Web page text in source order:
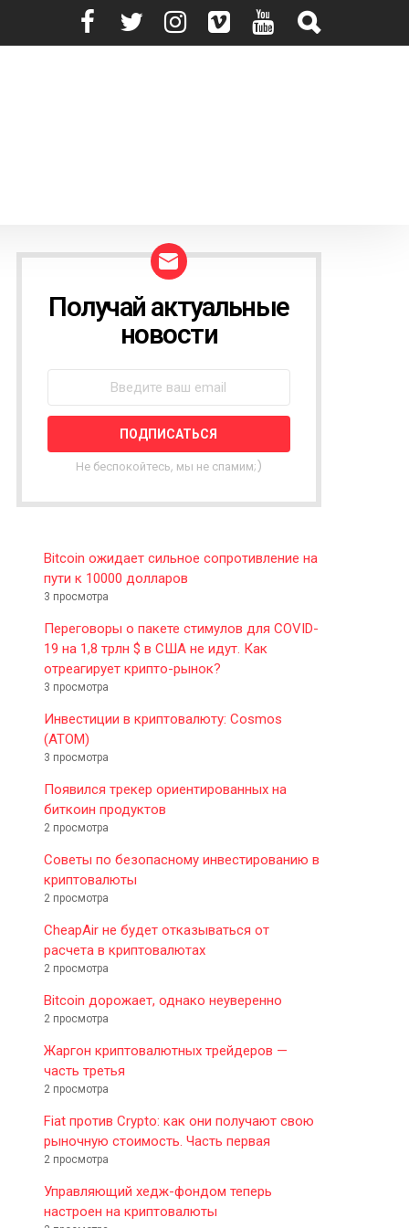
N
E
E
T
E
Получай актуальные
новости
Не беспокойтесь, мы не спамим;)
Bitcoin ожидает сильное сопротивление на
пути к 10000 долларов
3 просмотра
Переговоры о пакете стимулов для COVID-
19 на 1,8 трлн $ в США не идут. Как
отреагирует крипто-рынок?
3 просмотра
Инвестиции в криптовалюту: Cosmos
(ATOM)
3 просмотра
Появился трекер ориентированных на
биткоин продуктов
2 просмотра
Советы по безопасному инвестированию в
криптовалюты
2 просмотра
CheapAir не будет отказываться от
расчета в криптовалютах
2 просмотра
Bitcoin дорожает, однако неуверенно
2 просмотра
Жаргон криптовалютных трейдеров —
часть третья
2 просмотра
Fiat против Crypto: как они получают свою
рыночную стоимость. Часть первая
2 просмотра
Управляющий хедж-фондом теперь
настроен на криптовалюты